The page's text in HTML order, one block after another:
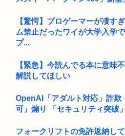
【驚愕】プロゲーマーが凄す
ム禁止だったワイが大学入学
プ...
【緊急】今読んでる本に意味
解説してほしい
OpenAI「アダルト対応」詐欺
可」煽り 「セキュリティ突破
フォークリフトの免許返納し